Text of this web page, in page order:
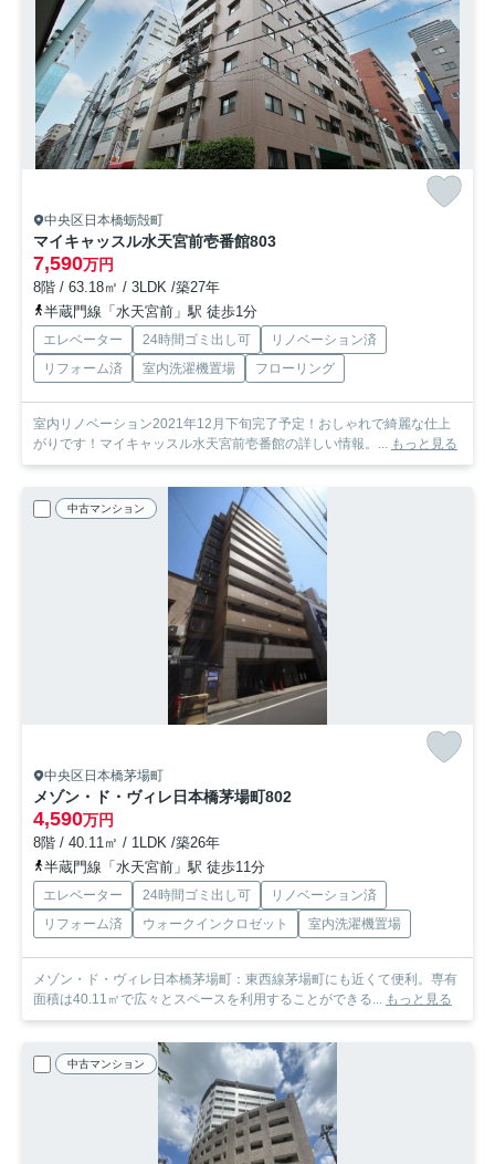
中央区日本橋蛎殻町
マイキャッスル水天宮前壱番館803
7,590万円
8階 / 63.18㎡ / 3LDK /築27年
半蔵門線「水天宮前」駅 徒歩1分
エレベーター 24時間ゴミ出し可
リノベーション済
リフォーム済
室内洗濯機置場 フローリング
室内リノベーション2021年12月下旬完了予定！おしゃれで綺麗な仕上
がりです！マイキャッスル水天宮前壱番館の詳しい情報。... もっと見る
中古マンション
中央区日本橋茅場町
メゾン・ド・ヴィレ日本橋茅場町802
4,590万円
8階 / 40.11㎡ / 1LDK /築26年
半蔵門線「水天宮前」駅 徒歩11分
エレベーター 24時間ゴミ出し可
リノベーション済
リフォーム済
ウォークインクロゼット 室内洗濯機置場
メゾン・ド・ヴィレ日本橋茅場町：東西線茅場町にも近くて便利。専有
面積は40.11㎡で広々とスペースを利用することができる... もっと見る
中古マンション